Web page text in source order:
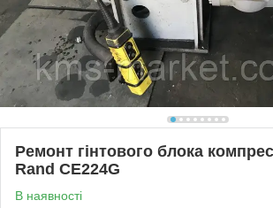
Ремонт гінтового блока
Rand CE224G
В наявності